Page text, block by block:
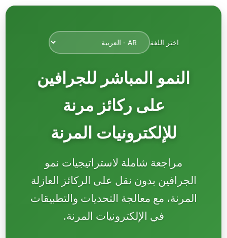
اختر اللغة
النمو المباشر للجرافين
على ركائز مرنة
للإلكترونيات المرنة
مراجعة شاملة لاستراتيجيات نمو
الجرافين بدون نقل على الركائز العازلة
المرنة، مع معالجة التحديات والتطبيقات
في الإلكترونيات المرنة.